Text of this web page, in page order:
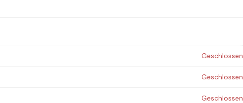
Geschlossen
Geschlossen
Geschlossen